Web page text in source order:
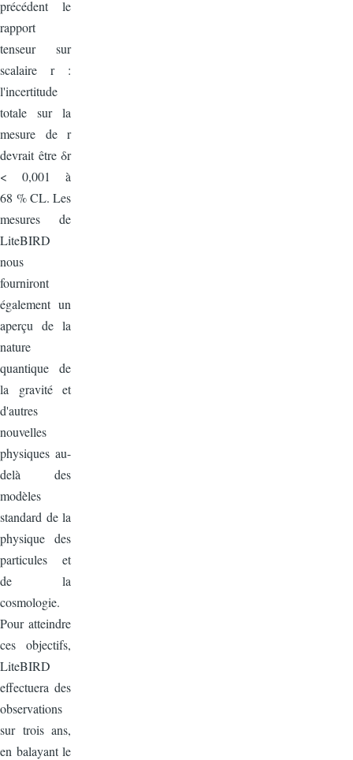
précédent le
rapport
tenseur sur
scalaire r :
l'incertitude
totale sur la
mesure de r
devrait être δr
< 0,001 à
68 % CL. Les
mesures de
LiteBIRD
nous
fourniront
également un
aperçu de la
nature
quantique de
la gravité et
d'autres
nouvelles
physiques au-
delà des
modèles
standard de la
physique des
particules et
de la
cosmologie.
Pour atteindre
ces objectifs,
LiteBIRD
effectuera des
observations
sur trois ans,
en balayant le